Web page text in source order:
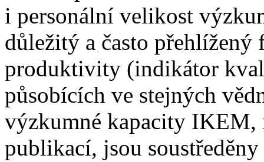
i personální velikost
důležitý a často přehlížený
produktivity (indikátor
působících ve stejných
výzkumné kapacity IKEM,
publikací, jsou